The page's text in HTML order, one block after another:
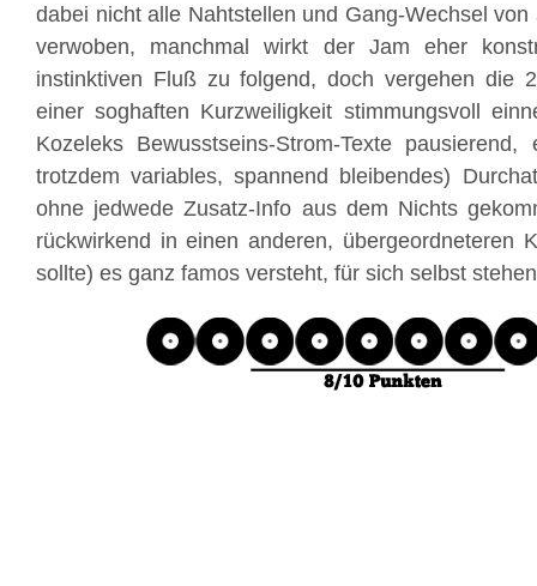
dabei nicht alle Nahtstellen und Gang-Wechsel von
verwoben, manchmal wirkt der Jam eher
instinktiven Fluß zu folgend, doch vergehen die
einer soghaften Kurzweiligkeit stimmungsvoll
Kozeleks Bewusstseins-Strom-Texte
trotzdem variables, spannend bleibendes)
ohne jedwede Zusatz-Info aus dem Nichts
rückwirkend in einen anderen, übergeordneteren
sollte) es ganz famos versteht, für sich selbst